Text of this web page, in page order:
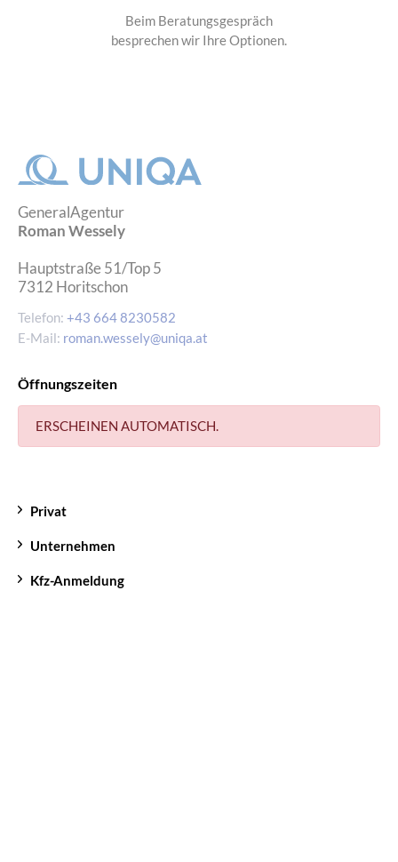
Beim Beratungsgespräch
besprechen wir Ihre Optionen.
GeneralAgentur
Roman Wessely
Hauptstraße 51/Top 5
7312 Horitschon
Telefon: +43 664 8230582
E-Mail: roman.wessely@uniqa.at
Öffnungszeiten
ERSCHEINEN AUTOMATISCH.
Privat
Unternehmen
Kfz-Anmeldung